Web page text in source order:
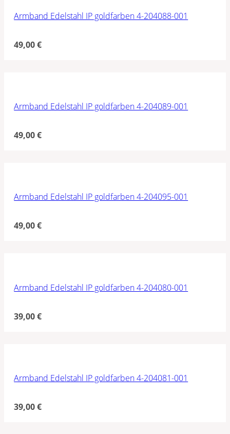
Armband Edelstahl IP goldfarben 4-204088-001
49,00€
Armband Edelstahl IP goldfarben 4-204089-001
49,00€
Armband Edelstahl IP goldfarben 4-204095-001
49,00€
Armband Edelstahl IP goldfarben 4-204080-001
39,00€
Armband Edelstahl IP goldfarben 4-204081-001
39,00€